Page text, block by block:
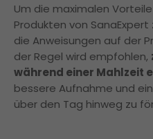
Um die maximalen
Produkten von
die Anweisungen auf der
der Regel wird empfohlen,
während einer Mahlzeit
bessere Aufnahme und
über den Tag hinweg zu